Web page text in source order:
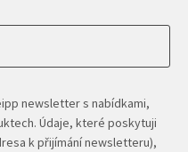
newsletter s nabídkami,
Údaje, které poskytuji
k přijímání newsletteru),